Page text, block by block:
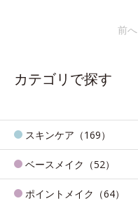
前へ
カテゴリで探す
スキンケア（169）
ベースメイク（52）
ポイントメイク（64）